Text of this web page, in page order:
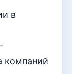
в
компаний